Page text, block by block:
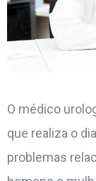
O médico
que realiza o
problemas